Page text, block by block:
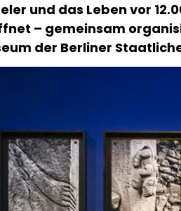
und das Leben vor
– gemeinsam
der Berliner